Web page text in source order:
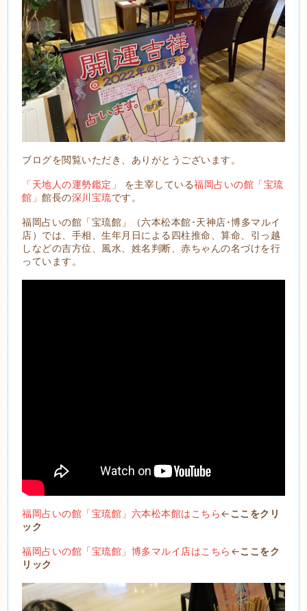
ブログを閲覧いただき、ありがとうございます。
「天地人の運勢鑑定」 を主宰している福岡占いの館「宝琉
館」館長の深川宝琉です。
福岡占いの館「宝琉館」（六本松本館･天神店･博多マルイ
店）では、手相、生年月日による四柱推命、算命、引っ越
しなどの吉方位、風水、姓名判断、赤ちゃんの名づけを行
っています。
福岡占いの館「宝琉館」六本松本館はこちら←ここをクリ
ック
福岡占いの館「宝琉館」博多マルイ店はこちら ←ここをク
リック